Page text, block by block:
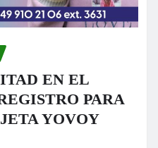
EN EL
PARA
YOVOY